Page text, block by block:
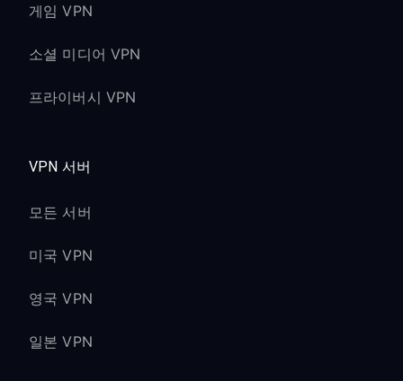
게임 VPN
소셜 미디어 VPN
프라이버시 VPN
VPN 서버
모든 서버
미국 VPN
영국 VPN
일본 VPN